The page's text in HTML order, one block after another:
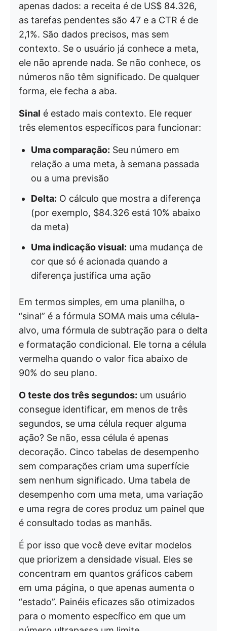
apenas dados: a receita é de US$ 84.326,
as tarefas pendentes são 47 e a CTR é de
2,1%. São dados precisos, mas sem
contexto. Se o usuário já conhece a meta,
ele não aprende nada. Se não conhece, os
números não têm significado. De qualquer
forma, ele fecha a aba.
Sinal é estado mais contexto. Ele requer
três elementos específicos para funcionar:
Uma comparação: Seu número em
relação a uma meta, à semana passada
ou a uma previsão
Delta: O cálculo que mostra a diferença
(por exemplo, $84.326 está 10% abaixo
da meta)
Uma indicação visual: uma mudança de
cor que só é acionada quando a
diferença justifica uma ação
Em termos simples, em uma planilha, o
“sinal” é a fórmula SOMA mais uma célula-
alvo, uma fórmula de subtração para o delta
e formatação condicional. Ele torna a célula
vermelha quando o valor fica abaixo de
90% do seu plano.
O teste dos três segundos: um usuário
consegue identificar, em menos de três
segundos, se uma célula requer alguma
ação? Se não, essa célula é apenas
decoração. Cinco tabelas de desempenho
sem comparações criam uma superfície
sem nenhum significado. Uma tabela de
desempenho com uma meta, uma variação
e uma regra de cores produz um painel que
é consultado todas as manhãs.
É por isso que você deve evitar modelos
que priorizem a densidade visual. Eles se
concentram em quantos gráficos cabem
em uma página, o que apenas aumenta o
“estado”. Painéis eficazes são otimizados
para o momento específico em que um